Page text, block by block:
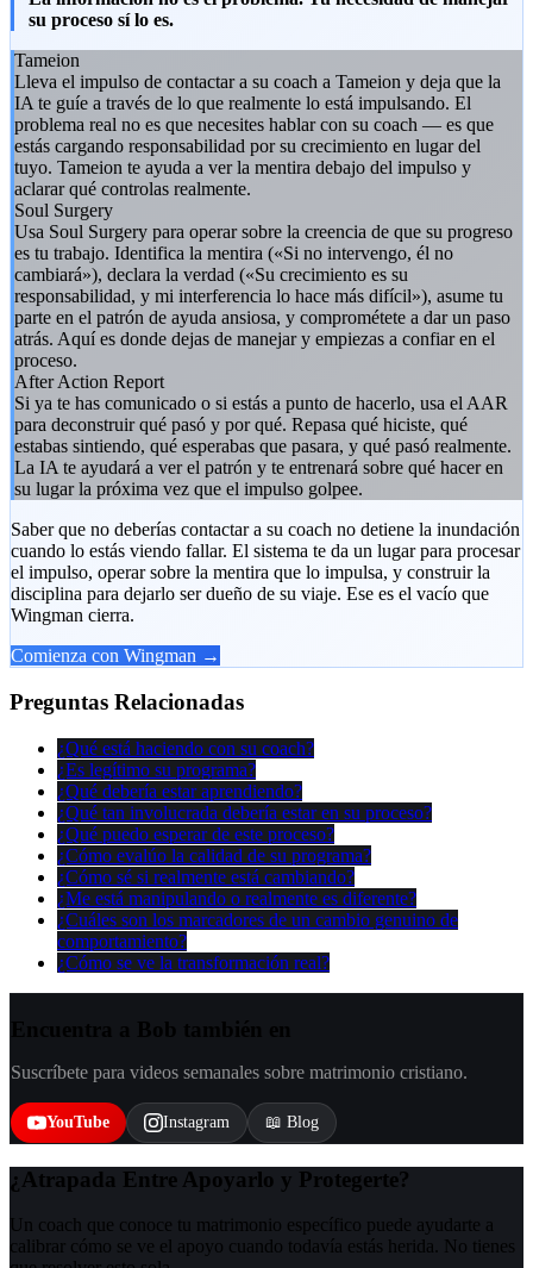
su proceso sí lo es.
Tameion
Lleva el impulso de contactar a su coach a Tameion y deja que la
IA te guíe a través de lo que realmente lo está impulsando. El
problema real no es que necesites hablar con su coach — es que
estás cargando responsabilidad por su crecimiento en lugar del
tuyo. Tameion te ayuda a ver la mentira debajo del impulso y
aclarar qué controlas realmente.
Soul Surgery
Usa Soul Surgery para operar sobre la creencia de que su progreso
es tu trabajo. Identifica la mentira («Si no intervengo, él no
cambiará»), declara la verdad («Su crecimiento es su
responsabilidad, y mi interferencia lo hace más difícil»), asume tu
parte en el patrón de ayuda ansiosa, y comprométete a dar un paso
atrás. Aquí es donde dejas de manejar y empiezas a confiar en el
proceso.
After Action Report
Si ya te has comunicado o si estás a punto de hacerlo, usa el AAR
para deconstruir qué pasó y por qué. Repasa qué hiciste, qué
estabas sintiendo, qué esperabas que pasara, y qué pasó realmente.
La IA te ayudará a ver el patrón y te entrenará sobre qué hacer en
su lugar la próxima vez que el impulso golpee.
Saber que no deberías contactar a su coach no detiene la inundación
cuando lo estás viendo fallar. El sistema te da un lugar para procesar
el impulso, operar sobre la mentira que lo impulsa, y construir la
disciplina para dejarlo ser dueño de su viaje. Ese es el vacío que
Wingman cierra.
Comienza con Wingman →
Preguntas Relacionadas
¿Qué está haciendo con su coach?
¿Es legítimo su programa?
¿Qué debería estar aprendiendo?
¿Qué tan involucrada debería estar en su proceso?
¿Qué puedo esperar de este proceso?
¿Cómo evalúo la calidad de su programa?
¿Cómo sé si realmente está cambiando?
¿Me está manipulando o realmente es diferente?
¿Cuáles son los marcadores de un cambio genuino de
comportamiento?
¿Cómo se ve la transformación real?
Suscríbete para videos semanales sobre matrimonio cristiano.
YouTube Instagram 📖 Blog
¿Atrapada Entre Apoyarlo y Protegerte?
Un coach que conoce tu matrimonio específico puede ayudarte a
calibrar cómo se ve el apoyo cuando todavía estás herida. No tienes